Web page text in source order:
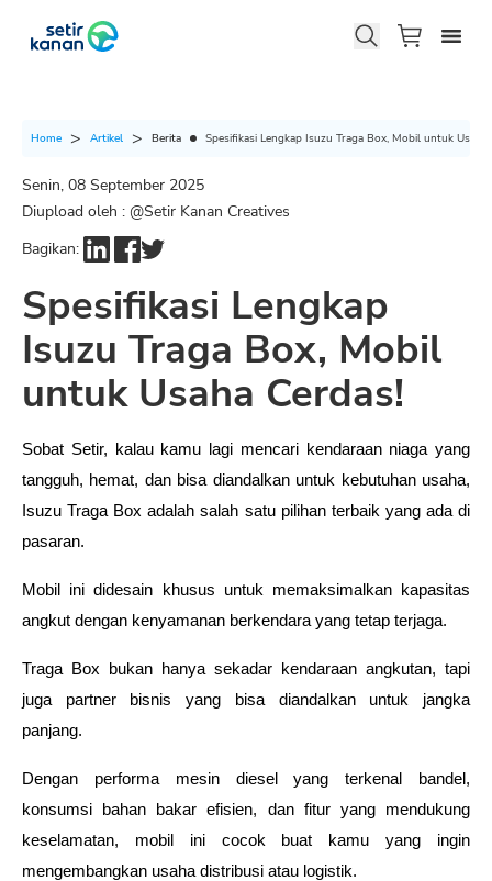
Home Artikel Berita Spesifikasi Lengkap Isuzu Traga Box, Mobil untuk Usaha
Senin, 08 September 2025
Diupload oleh : @Setir Kanan Creatives
Bagikan:
Spesifikasi Lengkap
Isuzu Traga Box, Mobil
untuk Usaha Cerdas!
Sobat Setir, kalau kamu lagi mencari kendaraan niaga yang
tangguh, hemat, dan bisa diandalkan untuk kebutuhan usaha,
Isuzu Traga Box adalah salah satu pilihan terbaik yang ada di
pasaran.
Mobil ini didesain khusus untuk memaksimalkan kapasitas
angkut dengan kenyamanan berkendara yang tetap terjaga.
Traga Box bukan hanya sekadar kendaraan angkutan, tapi
juga partner bisnis yang bisa diandalkan untuk jangka
panjang.
Dengan performa mesin diesel yang terkenal bandel,
konsumsi bahan bakar efisien, dan fitur yang mendukung
keselamatan, mobil ini cocok buat kamu yang ingin
mengembangkan usaha distribusi atau logistik.